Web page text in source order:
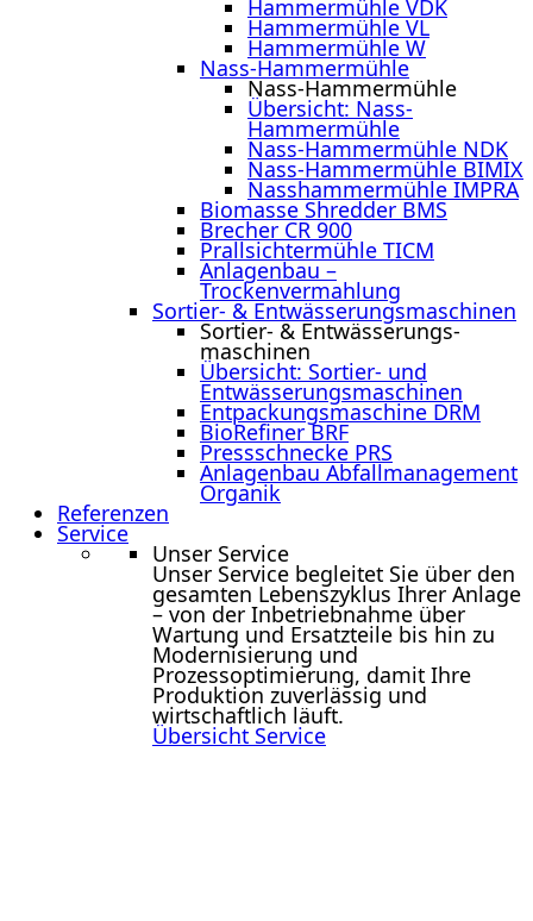
Hammermühle VDK
Hammermühle VL
Hammermühle W
Nass-Hammermühle
Nass-Hammermühle
Übersicht: Nass-
Hammermühle
Nass-Hammermühle NDK
Nass-Hammermühle BIMIX
Nasshammermühle IMPRA
Biomasse Shredder BMS
Brecher CR 900
Prallsichtermühle TICM
Anlagenbau –
Trockenvermahlung
Sortier- & Entwässerungs­maschinen
Sortier- & Entwässerungs­
maschinen
Übersicht: Sortier- und
Entwässerungsmaschinen
Entpackungsmaschine DRM
BioRefiner BRF
Pressschnecke PRS
Anlagenbau Abfallmanagement
Organik
Referenzen
Service
Unser Service
Unser Service begleitet Sie über den
gesamten Lebenszyklus Ihrer Anlage
– von der Inbetriebnahme über
Wartung und Ersatzteile bis hin zu
Modernisierung und
Prozessoptimierung, damit Ihre
Produktion zuverlässig und
wirtschaftlich läuft.
Übersicht Service